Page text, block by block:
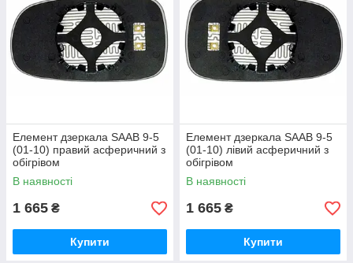
Елемент дзеркала SAAB 9-5
(01-10) правий асферичний з
обігрівом
В наявності
1 665 ₴
Купити
Елемент дзеркала SAAB 9-5
(01-10) лівий асферичний з
обігрівом
В наявності
1 665 ₴
Купити